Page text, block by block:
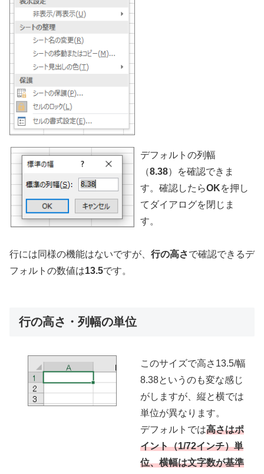
デフォルトの列幅
（8.38）を確認できま
す。確認したらOKを押し
てダイアログを閉じま
す。
行には同様の機能はないですが、 行の高さで確認できるデ
フォルトの数値は13.5です。
行の高さ・列幅の単位
このサイズで高さ13.5/幅
8.38というのも変な感じ
がしますが、縦と横では
単位が異なります。
デフォルトでは高さはポ
イント（1/72インチ）単
位、横幅は文字数が基準